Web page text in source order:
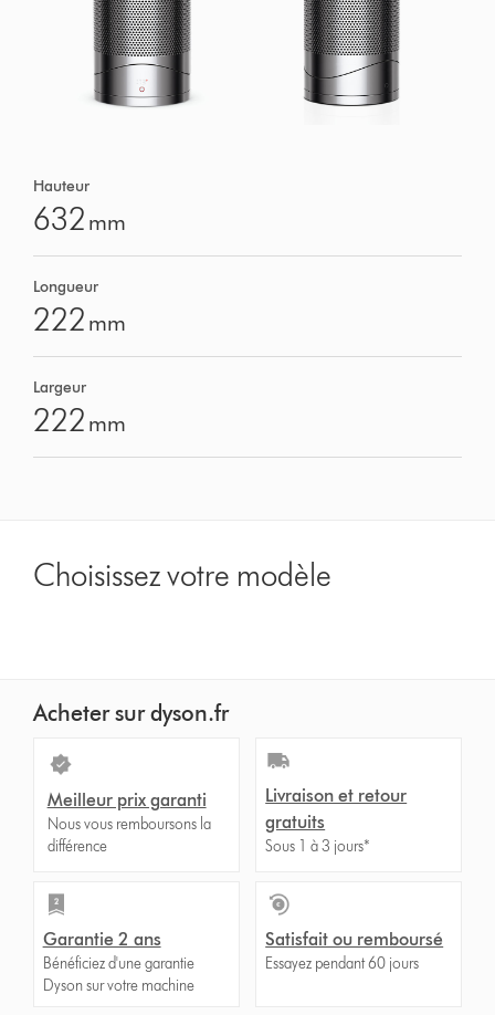
Hauteur
632 mm
Longueur
222 mm
Largeur
222 mm
Choisissez votre modèle
Acheter sur dyson.fr
Meilleur prix garanti
Nous vous remboursons la
différence
Livraison et retour
gratuits
Sous 1 à 3 jours*
Garantie 2 ans
Bénéficiez d'une garantie
Dyson sur votre machine
Satisfait ou remboursé
Essayez pendant 60 jours